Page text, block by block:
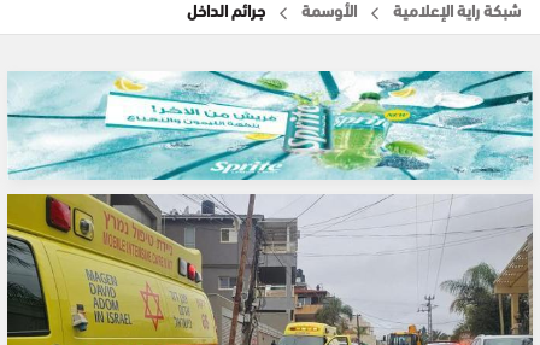
شبكة راية الإعلامية الأوسمة جرائم الداخل